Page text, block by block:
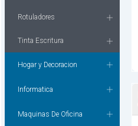
Rotuladores
Tinta Escritura
Hogar y Decoracion
Informatica
Maquinas De Oficina